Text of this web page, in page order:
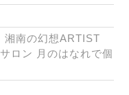
湘南の幻想ARTIST
ロン 月のはなれで個